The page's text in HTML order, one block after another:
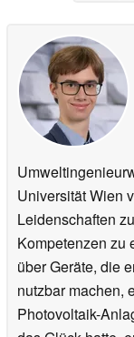
Universität Wien
Leidenschaften
Kompetenzen zu
über Geräte, die
nutzbar machen,
Photovoltaik-